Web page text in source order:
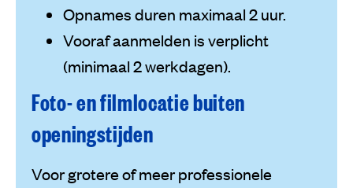
Opnames duren maximaal 2 uur.
Vooraf aanmelden is verplicht
(minimaal 2 werkdagen).
Foto- en filmlocatie buiten
openingstijden
Voor grotere of meer professionele